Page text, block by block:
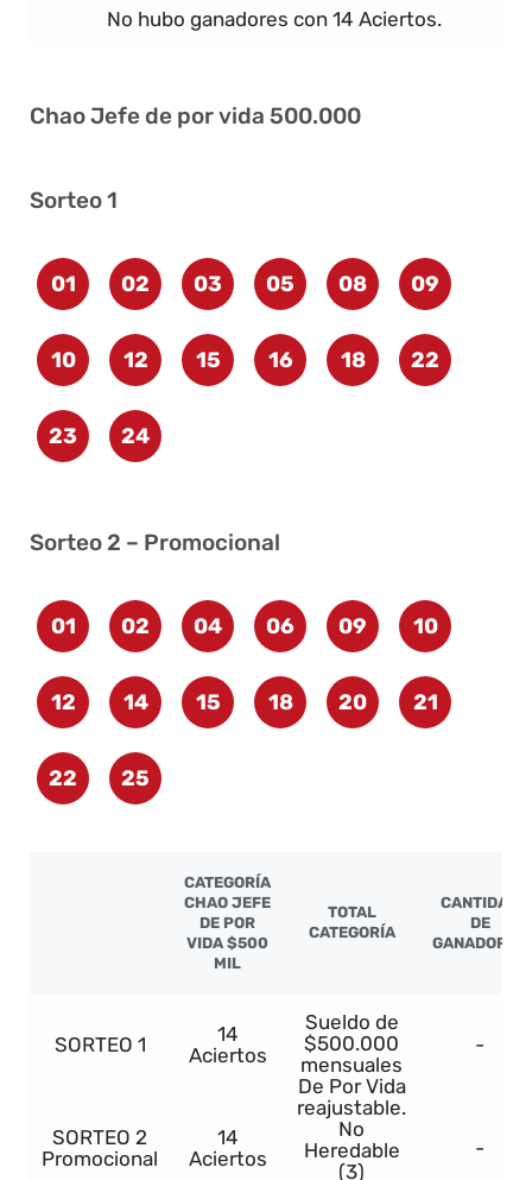
No hubo ganadores con 14 Aciertos.
Chao Jefe de por vida 500.000
Sorteo 1
01 02 03 05 08 09
10 12 15 16 18 22
23 24
Sorteo 2 – Promocional
01 02 04 06 09 10
12 14 15 18 20 21
22 25
CATEGORÍA
CHAO JEFE
DE POR
VIDA $500
MIL
TOTAL
CATEGORÍA
CANTIDAD
DE
GANADORES
SORTEO 1
14
Aciertos
Sueldo de
$500.000
mensuales
De Por Vida
reajustable.
No
Heredable
(3)
-
SORTEO 2
Promocional
14
Aciertos
-